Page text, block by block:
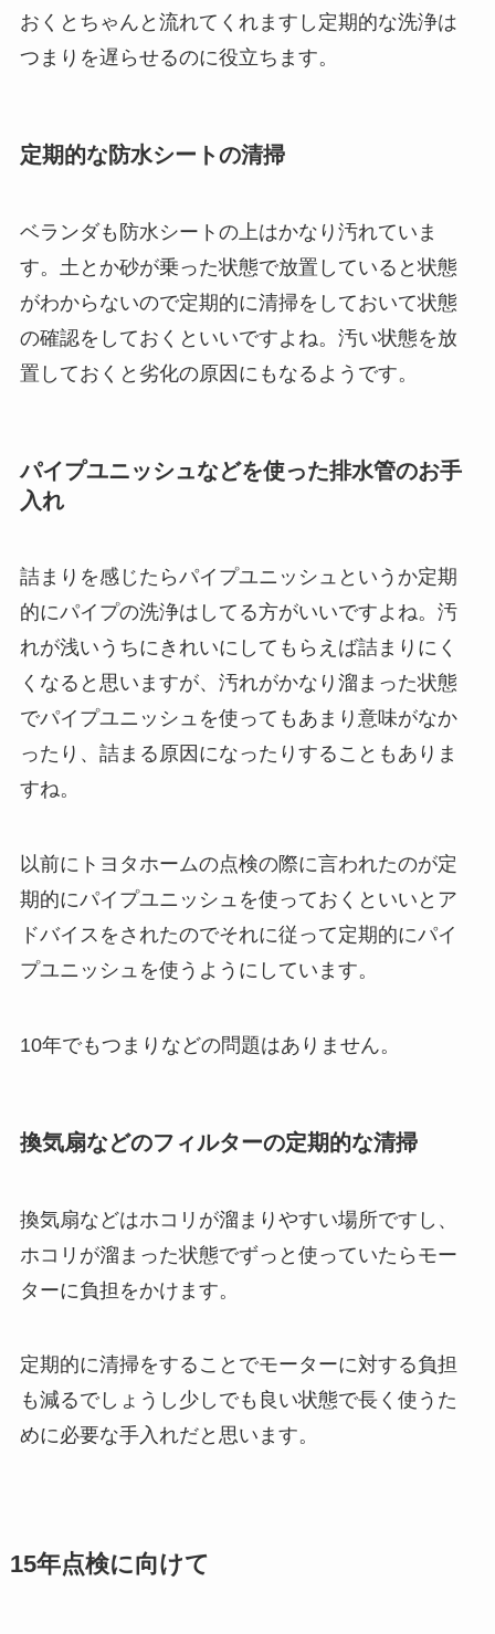
おくとちゃんと流れてくれますし定期的な洗浄は
つまりを遅らせるのに役立ちます。
定期的な防水シートの清掃
ベランダも防水シートの上はかなり汚れていま
す。土とか砂が乗った状態で放置していると状態
がわからないので定期的に清掃をしておいて状態
の確認をしておくといいですよね。汚い状態を放
置しておくと劣化の原因にもなるようです。
パイプユニッシュなどを使った排水管のお手
入れ
詰まりを感じたらパイプユニッシュというか定期
的にパイプの洗浄はしてる方がいいですよね。汚
れが浅いうちにきれいにしてもらえば詰まりにく
くなると思いますが、汚れがかなり溜まった状態
でパイプユニッシュを使ってもあまり意味がなか
ったり、詰まる原因になったりすることもありま
すね。
以前にトヨタホームの点検の際に言われたのが定
期的にパイプユニッシュを使っておくといいとア
ドバイスをされたのでそれに従って定期的にパイ
プユニッシュを使うようにしています。
10年でもつまりなどの問題はありません。
換気扇などのフィルターの定期的な清掃
換気扇などはホコリが溜まりやすい場所ですし、
ホコリが溜まった状態でずっと使っていたらモー
ターに負担をかけます。
定期的に清掃をすることでモーターに対する負担
も減るでしょうし少しでも良い状態で長く使うた
めに必要な手入れだと思います。
15年点検に向けて